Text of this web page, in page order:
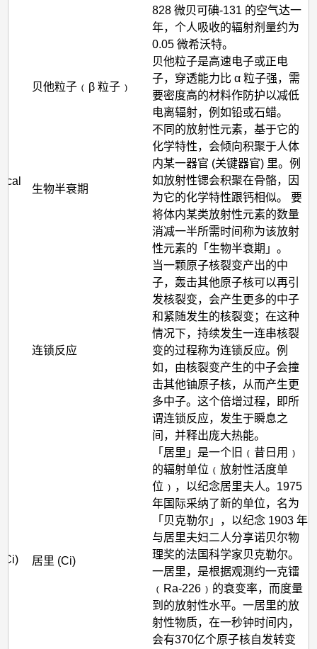
828 微贝可碘-131 的空气达一
年，个人吸收的辐射剂量约为
0.05 微希沃特。
贝他粒子﹙β 粒子﹚
贝他粒子是高速电子或正电
子，穿透能力比 α 粒子强，需
要密度高的材料作防护以减低
电离辐射，例如铅或石蜡。
生物半衰期
不同的放射性元素，基于它的
化学特性，会倾向积聚于人体
内某一器官 (关键器官) 里。例
如放射性锶会积聚在骨骼，因
为它的化学特性跟钙相似。 要
将体内某类放射性元素的数量
消减一半所需时间称为该放射
性元素的「生物半衰期」。
连锁反应
当一颗原子核裂变产出的中
子，轰击其他原子核可以再引
发核裂变，会产生更多的中子
和紧随发生的核裂变；在这种
情况下，持续发生一连串核裂
变的过程称为连锁反应。例
如，由核裂变产生的中子会撞
击其他铀原子核，从而产生更
多中子。这个倍增过程，即所
谓连锁反应，发生于瞬息之
间，并释出庞大热能。
居里 (Ci)
「居里」是一个旧﹙昔日用﹚
的辐射单位﹙放射性活度单
位﹚，以纪念居里夫人。1975
年国际采纳了新的单位，名为
「贝克勒尔」，以纪念 1903 年
与居里夫妇二人分享诺贝尔物
理奖的法国科学家贝克勒尔。
一居里，是根据观测约一克镭
﹙Ra-226﹚的衰变率，而度量
到的放射性水平。一居里的放
射性物质，在一秒钟时间内，
会有370亿个原子核自发转变